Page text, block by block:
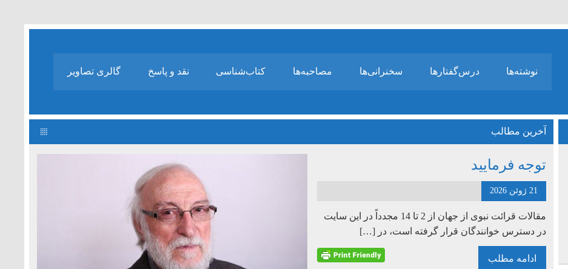
نوشته‌ها درس‌گفتارها سخنرانی‌ها مصاحبه‌ها کتاب‌شناسی نقد و پاسخ گالری تصاویر
آخرین مطالب
توجه فرمایید
21 ژوئن 2026
مقالات قرائت نبوی از جهان از 2 تا 14 مجدداً در این سایت
در دسترس خوانندگان قرار گرفته است، در […]
ادامه مطلب